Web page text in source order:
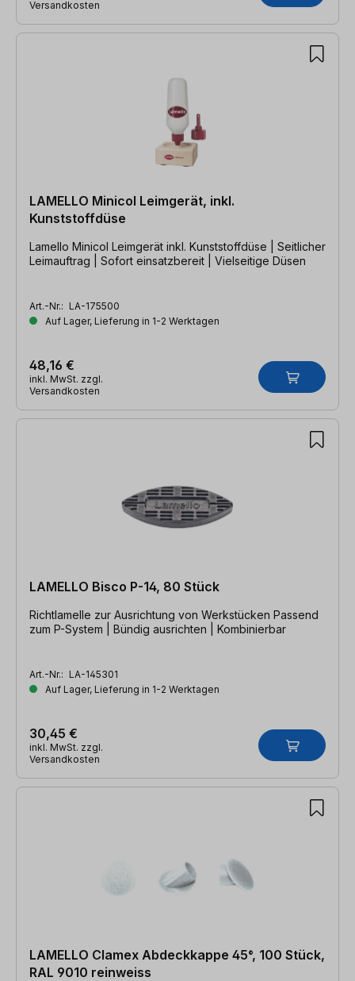
Versandkosten
LAMELLO Minicol Leimgerät, inkl.
Kunststoffdüse
Lamello Minicol Leimgerät inkl. Kunststoffdüse | Seitlicher
Leimauftrag | Sofort einsatzbereit | Vielseitige Düsen
Art.-Nr.: LA-175500
Auf Lager, Lieferung in 1-2 Werktagen
48,16 €
inkl. MwSt. zzgl.
Versandkosten
LAMELLO Bisco P-14, 80 Stück
Richtlamelle zur Ausrichtung von Werkstücken Passend
zum P-System | Bündig ausrichten | Kombinierbar
Art.-Nr.: LA-145301
Auf Lager, Lieferung in 1-2 Werktagen
30,45 €
inkl. MwSt. zzgl.
Versandkosten
LAMELLO Clamex Abdeckkappe 45°, 100 Stück,
RAL 9010 reinweiss